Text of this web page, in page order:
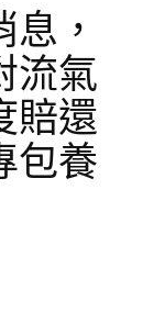
，
流氣
賠還
包養